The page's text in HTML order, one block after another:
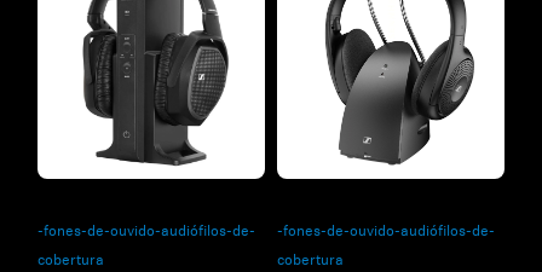
-fones-de-ouvido-audiófilos-de-
cobertura
-fones-de-ouvido-audiófilos-de-
cobertura